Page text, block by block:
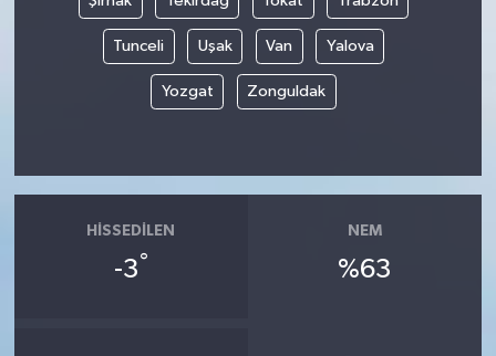
Tunceli Uşak Van Yalova
Yozgat Zonguldak
HISSEDILEN
-3°
NEM
%63